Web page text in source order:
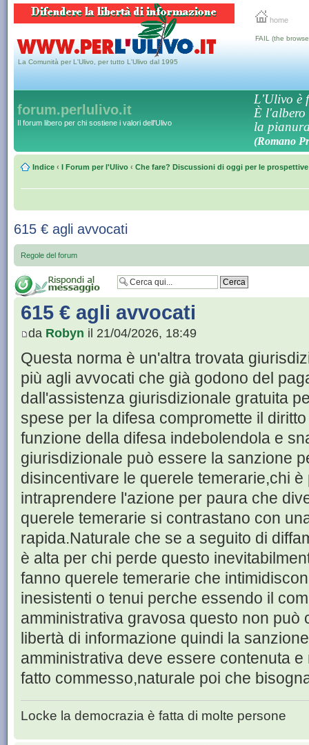
home
La Comunità per L'Ulivo, per tutto L'Ulivo dal 1995
FAIL (the
forum.perlulivo.it
Il forum libero per chi sostiene i valori dell'Ulivo
L'Ulivo è
È l'albero
la
(Romano
Indice ‹ I Forum per l'Ulivo ‹ Che fare? Discussioni di oggi per le
615 € agli avvocati
Regole del forum
615 € agli avvocati
da Robyn il 21/04/2026, 18:49
Questa norma è un'altra trovata
più agli avvocati che già godono del
dall'assistenza giurisdizionale gratuita
spese per la difesa compromette il
funzione della difesa indebolendola e
giurisdizionale può essere la sanzione
disincentivare le querele temerarie,chi
intraprendere l'azione per paura che
querele temerarie si contrastano con
rapida.Naturale che se a seguito di
è alta per chi perde questo
fanno querele temerarie che
inesistenti o tenui perche essendo il
amministrativa gravosa questo non può
libertà di informazione quindi la
amministrativa deve essere contenuta
fatto commesso,naturale poi che
Locke la democrazia è fatta di molte persone